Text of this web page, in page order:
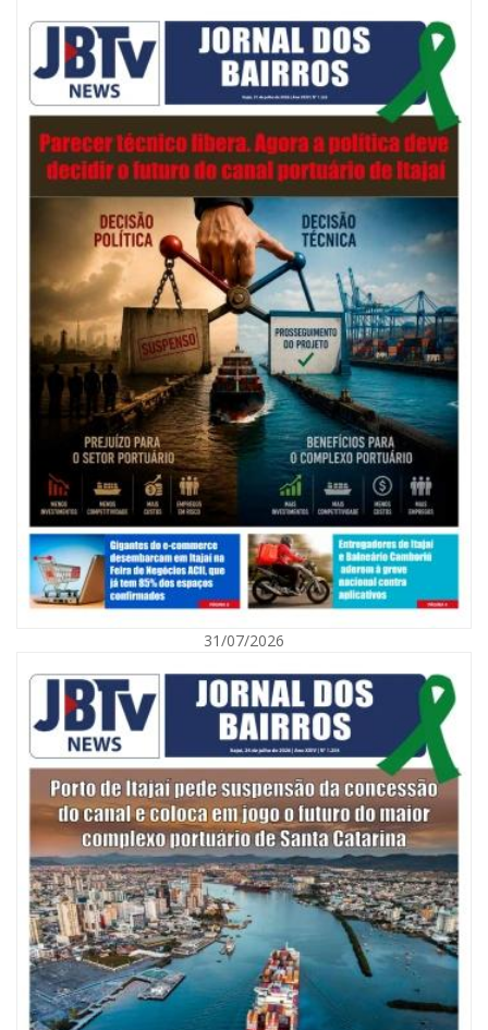
Município de Itajaí entrega títulos de propriedade a famílias da Itaipava
pelo Programa Lar Legal
CULTURA
09/08/2026 | 07:00
Exposição revela a jornada de um pai diante da transição da filha em
BALNEÁRIO CAMBORIÚ
31/07/2026